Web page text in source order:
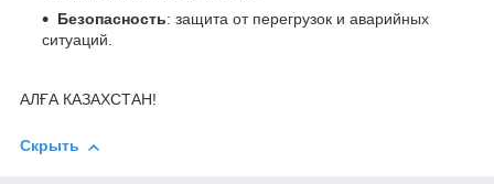
Безопасность: защита от перегрузок и аварийных
ситуаций.
АЛҒА КАЗАХСТАН!
Скрыть